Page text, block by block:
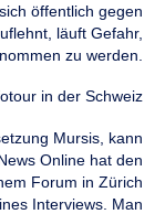
öffentlich gegen
läuft Gefahr,
zu werden.
in der Schweiz
Mursis, kann
Online hat den
Forum in Zürich
Interviews. Man